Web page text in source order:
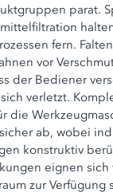
parat.
fern.
vor
der Bediener
verletzt.
die
ab, wobei
konstruktiv
eignen sich
zur Verfügung